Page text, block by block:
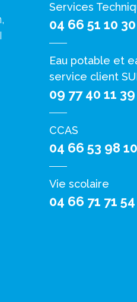
Services
04 66 51 10 30
Eau potable et
service client
09 77 40 11 39
CCAS
04 66 53 98 10
Vie scolaire
04 66 71 71 54